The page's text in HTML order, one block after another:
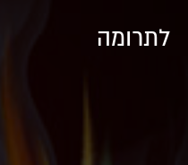
לתרומה